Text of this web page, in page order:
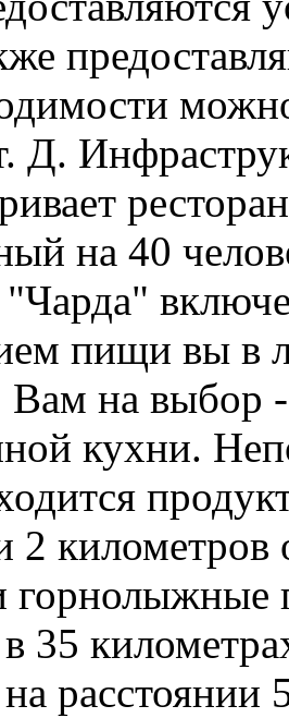
Д.
на 40
"Чарда"
пищи вы в
Вам на выбор
кухни.
2 километров
35
расстоянии